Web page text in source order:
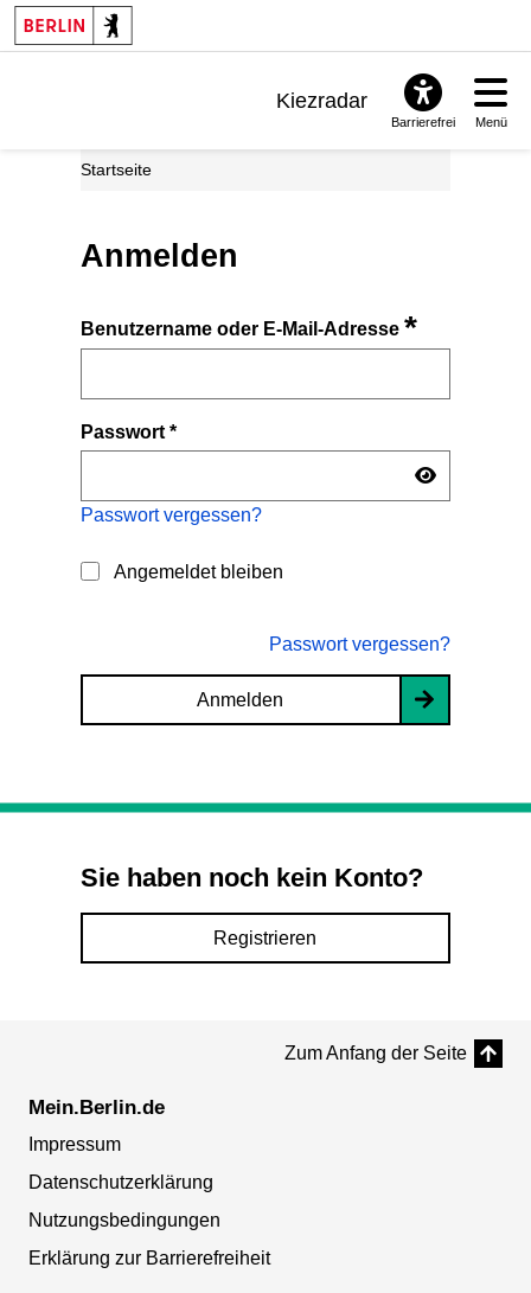
Kiezradar
Barrierefrei Menü
Startseite
Anmelden
Benutzername oder E-Mail-Adresse*
Passwort*
Passwort vergessen?
Angemeldet bleiben
Passwort vergessen?
Anmelden
Sie haben noch kein Konto?
Registrieren
Zum Anfang der Seite
Mein.Berlin.de
Impressum
Datenschutzerklärung
Nutzungsbedingungen
Erklärung zur Barrierefreiheit